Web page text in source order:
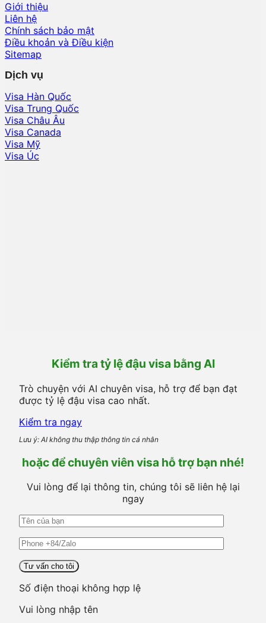
Giới thiệu
Liên hệ
Chính sách bảo mật
Điều khoản và Điều kiện
Sitemap
Dịch vụ
Visa Hàn Quốc
Visa Trung Quốc
Visa Châu Âu
Visa Canada
Visa Mỹ
Visa Úc
Kiểm tra tỷ lệ đậu visa bằng AI
Trò chuyện với AI chuyên visa, hỗ trợ để bạn đạt
được tỷ lệ đậu visa cao nhất.
Kiểm tra ngay
Lưu ý: AI không thu thập thông tin cá nhân
hoặc để chuyên viên visa hỗ trợ bạn nhé!
Vui lòng để lại thông tin, chúng tôi sẽ liên hệ lại
ngay
Số điện thoại không hợp lệ
Vui lòng nhập tên